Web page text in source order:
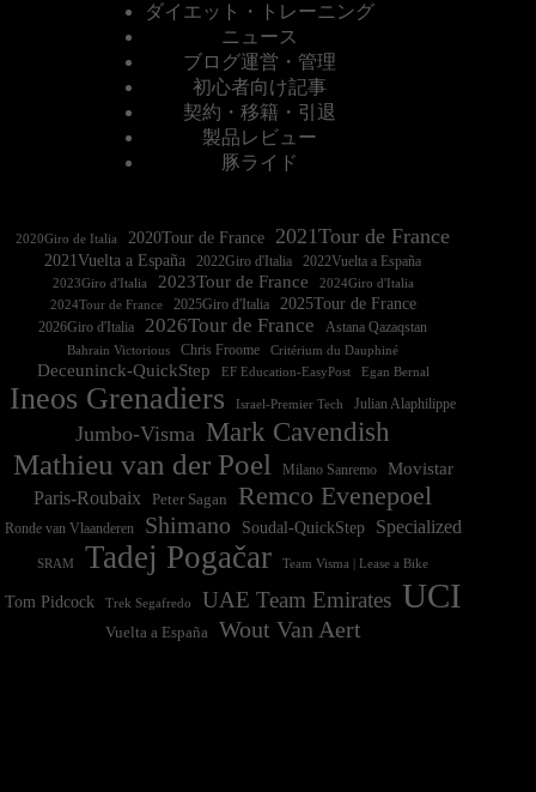
ダイエット・トレーニング
ニュース
ブログ運営・管理
初心者向け記事
契約・移籍・引退
製品レビュー
豚ライド
2020Giro de Italia 2020Tour de France 2021Tour de France
2021Vuelta a España 2022Vuelta a España
2023Giro d'Italia 2023Tour de France
2024Tour de France
2025Giro d'Italia 2025Tour de France
2026Giro d'Italia 2026Tour de France Astana Qazaqstan
Bahrain Victorious Chris Froome Critérium du Dauphiné
Deceuninck-QuickStep EF Education-EasyPost Egan Bernal
Ineos Grenadiers Israel-Premier Tech Julian Alaphilippe
Jumbo-Visma Mark Cavendish
Mathieu van der Poel Milano Sanremo
Movistar
Paris-Roubaix
Peter Sagan Remco Evenepoel
Ronde van Vlaanderen Shimano Soudal-QuickStep Specialized
SRAM Tadej Pogačar Team Visma | Lease a Bike
Tom Pidcock Trek Segafredo UAE Team Emirates UCI
Vuelta a España Wout Van Aert